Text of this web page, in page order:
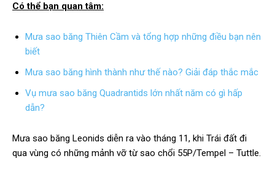
Có thể bạn quan tâm:
Mưa sao băng Thiên Cầm và tổng hợp những điều bạn nên
biết
Mưa sao băng hình thành như thế nào? Giải đáp thắc mắc
Vụ mưa sao băng Quadrantids lớn nhất năm có gì hấp
dẫn?
Mưa sao băng Leonids diễn ra vào tháng 11, khi Trái đất đi
qua vùng có những mảnh vỡ từ sao chổi 55P/Tempel – Tuttle.